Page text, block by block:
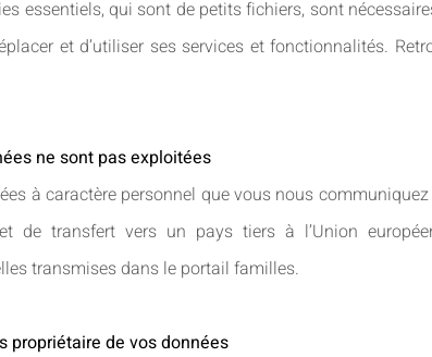
essentiels, qui sont de petits fichiers, sont
et d’utiliser ses services et fonctionnalités.
ne sont pas exploitées
à caractère personnel que vous nous
de transfert vers un pays tiers à l’Union
transmises dans le portail familles.
propriétaire de vos données